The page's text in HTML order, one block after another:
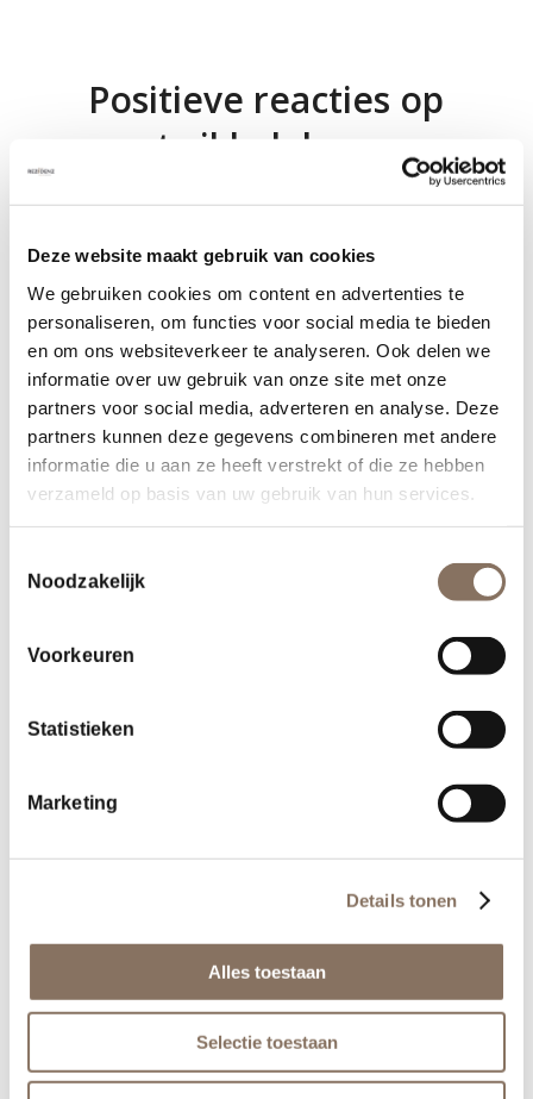
Deze website maakt gebruik van cookies
We gebruiken cookies om content en advertenties te
personaliseren, om functies voor social media te bieden
en om ons websiteverkeer te analyseren. Ook delen we
informatie over uw gebruik van onze site met onze
partners voor social media, adverteren en analyse. Deze
partners kunnen deze gegevens combineren met andere
informatie die u aan ze heeft verstrekt of die ze hebben
verzameld op basis van uw gebruik van hun services.
Noodzakelijk
Voorkeuren
Statistieken
Marketing
Details tonen
Alles toestaan
Selectie toestaan
Positieve reacties op
ontwikkelplannen
winkelcentrum de Els
23 november 2021
Kopers en
projectbetrokkenen
Oranjekade vieren
gezamenlijk start van de
Symbolische start sloop
Oranjekade Helmond
Een mijlpaal voor
Oranjekade:
bestemmingsplan
vastgesteld!